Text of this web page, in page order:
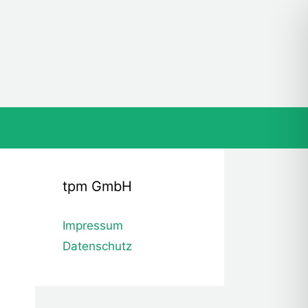
tpm GmbH
Impressum
Datenschutz